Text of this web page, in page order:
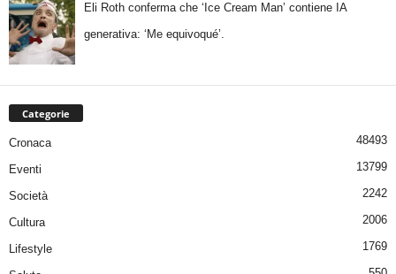
Eli Roth conferma che ‘Ice Cream Man’ contiene IA
generativa: ‘Me equivoqué’.
Categorie
Cronaca 48493
Eventi 13799
Società 2242
Cultura 2006
Lifestyle 1769